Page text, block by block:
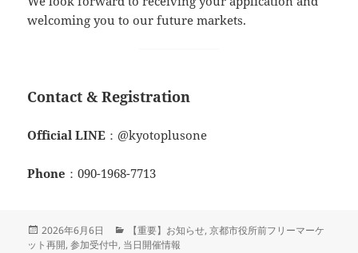
welcoming you to our future markets.
Contact & Registration
Official LINE ：@kyotoplusone
Phone ：090-1968-7713
投
稿
2026年6月6日
カ
テ
【重要】お知らせ,京都市役所前フリーマーケ
ット再開,参加受付中, 当日開催情報